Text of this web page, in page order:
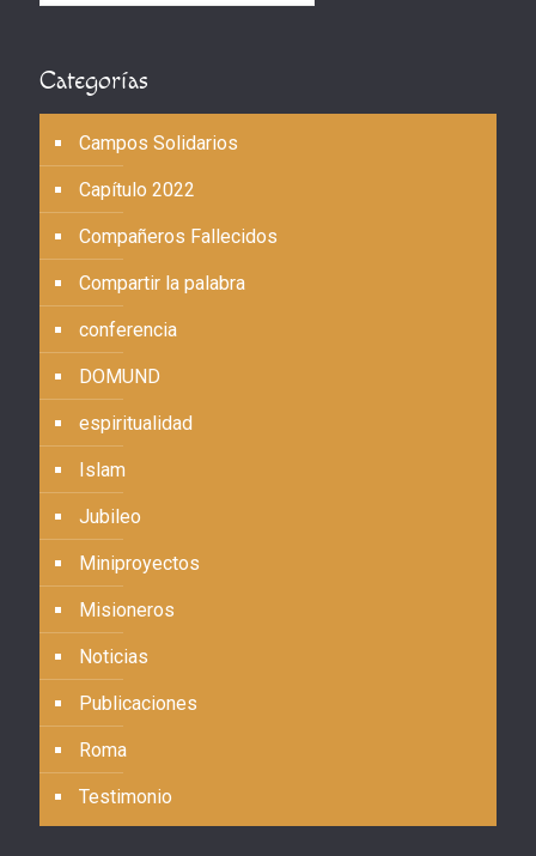
Categorías
Campos Solidarios
Capítulo 2022
Compañeros Fallecidos
Compartir la palabra
conferencia
DOMUND
espiritualidad
Islam
Jubileo
Miniproyectos
Misioneros
Noticias
Publicaciones
Roma
Testimonio